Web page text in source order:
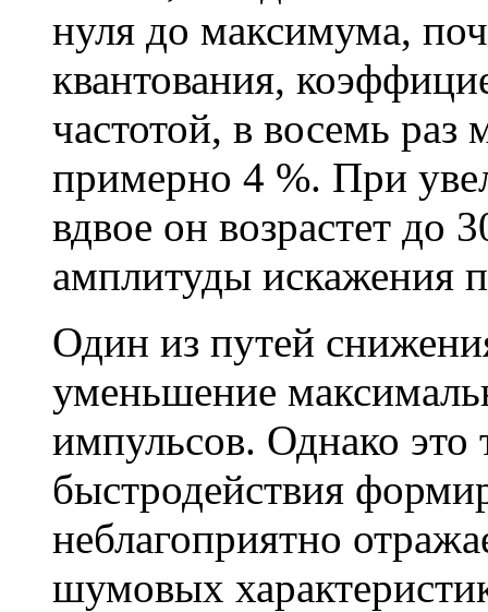
нуля до максимума,
квантования,
частотой, в восемь
примерно 4 %. При
вдвое он возрастет
амплитуды искажения
Один из путей
уменьшение
импульсов. Однако
быстродействия
неблагоприятно
шумовых